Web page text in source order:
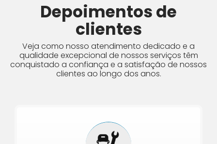
Depoimentos de
clientes
Veja como nosso atendimento dedicado e a
qualidade excepcional de nossos serviços têm
conquistado a confiança e a satisfação de nossos
clientes ao longo dos anos.